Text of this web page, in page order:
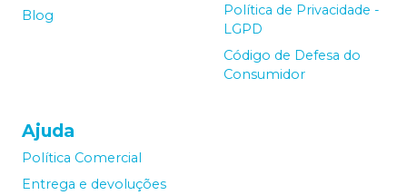
Blog
Política de Privacidade -
LGPD
Código de Defesa do
Consumidor
Ajuda
Política Comercial
Entrega e devoluções